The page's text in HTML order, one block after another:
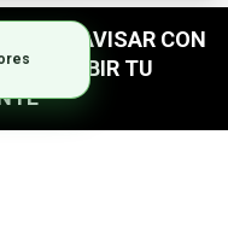
AVISAR CON
SUBIR TU